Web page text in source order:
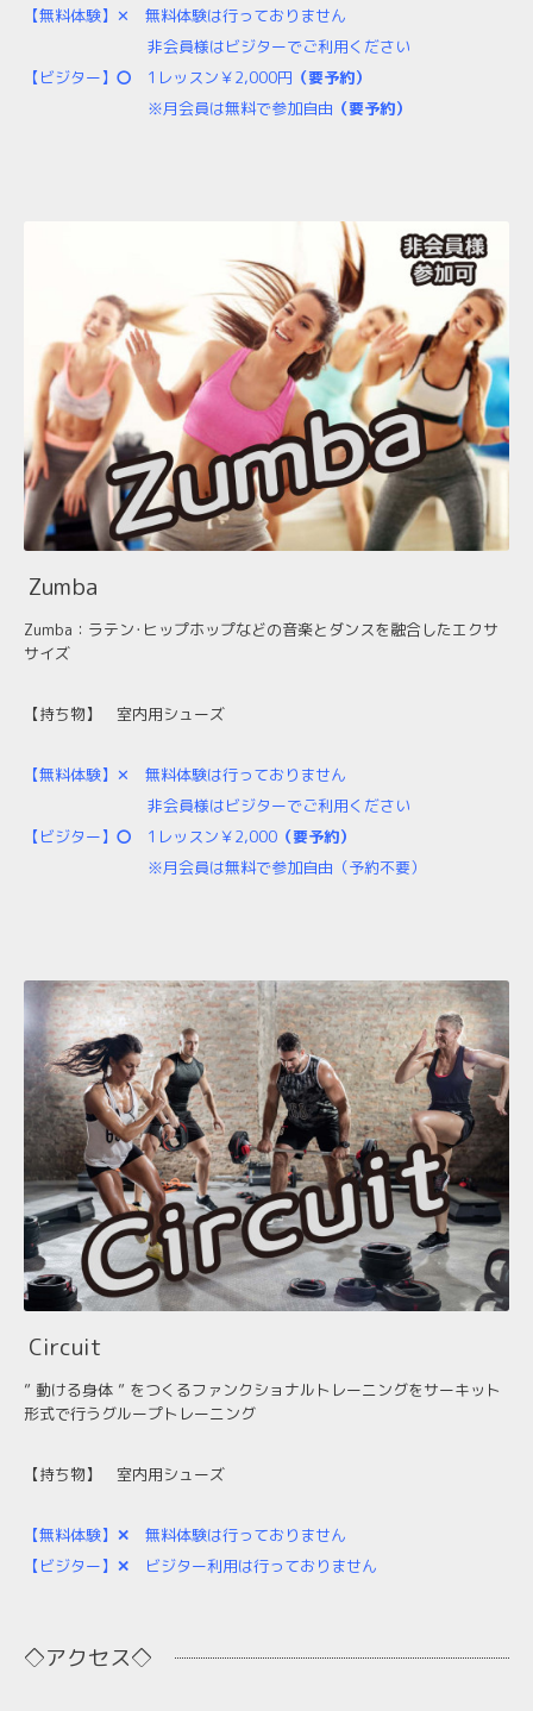
【無料体験】✕
無料体験は行っておりません
非会員様はビジターでご利用ください
【ビジター】 〇 1レッスン￥2,000円 （要予約）
※月会員は無料で参加自由 （要予約）
Zumba
Zumba：ラテン･ヒップホップなどの音楽とダンスを融合したエクサ
サイズ
【持ち物】 室内用シューズ
【無料体験】✕ 無料体験は行っておりません
非会員様はビジターでご利用ください
【ビジター】 〇 1レッスン￥2,000 （要予約）
※月会員は無料で参加自由（予約不要）
Circuit
” 動ける身体 ” をつくるファンクショナルトレーニングをサーキット
形式で行うグループトレーニング
【持ち物】 室内用シューズ
【無料体験】 ✕ 無料体験は行っておりません
【ビジター】 ✕ ビジター利用は行っておりません
◇アクセス◇